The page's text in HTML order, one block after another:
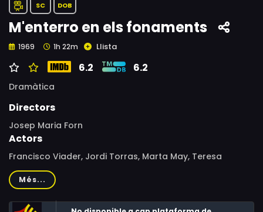
SC DOB
M'enterro en els fonaments
1969 1h 22m Llista
6.2 6.2
Dramàtica
Directors
Josep Maria Forn
Actors
Francisco Viader, Jordi Torras, Marta May, Teresa
Cunillé, Carmen Pradillo, Carme Fortuny, Josep Castillo,
Víctor Petit, Adrià Gual, Jaume Picas, Carlos Ronda, Jordi
Bofill, Maribel Altés, Glòria Martí, Manuel Vidal, Francisco
Més...